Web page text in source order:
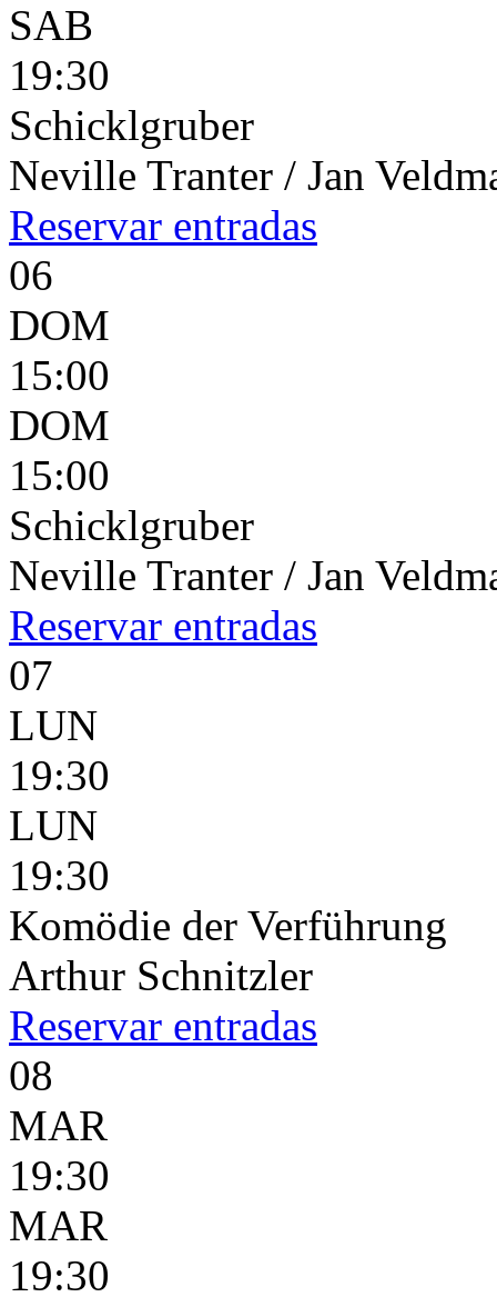
SAB
19:30
Schicklgruber
Neville Tranter / Jan
Reservar entradas
06
DOM
15:00
DOM
15:00
Schicklgruber
Neville Tranter / Jan
Reservar entradas
07
LUN
19:30
LUN
19:30
Komödie der Verführung
Arthur Schnitzler
Reservar entradas
08
MAR
19:30
MAR
19:30